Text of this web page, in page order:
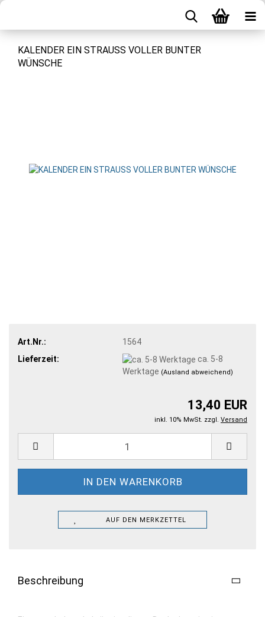
KALENDER EIN STRAUSS VOLLER BUNTER
WÜNSCHE
Art.Nr.:
1564
Lieferzeit:
ca. 5-8
Werktage (Ausland abweichend)
13,40 EUR
inkl. 10% MwSt. zzgl. Versand
AUF DEN MERKZETTEL
Beschreibung